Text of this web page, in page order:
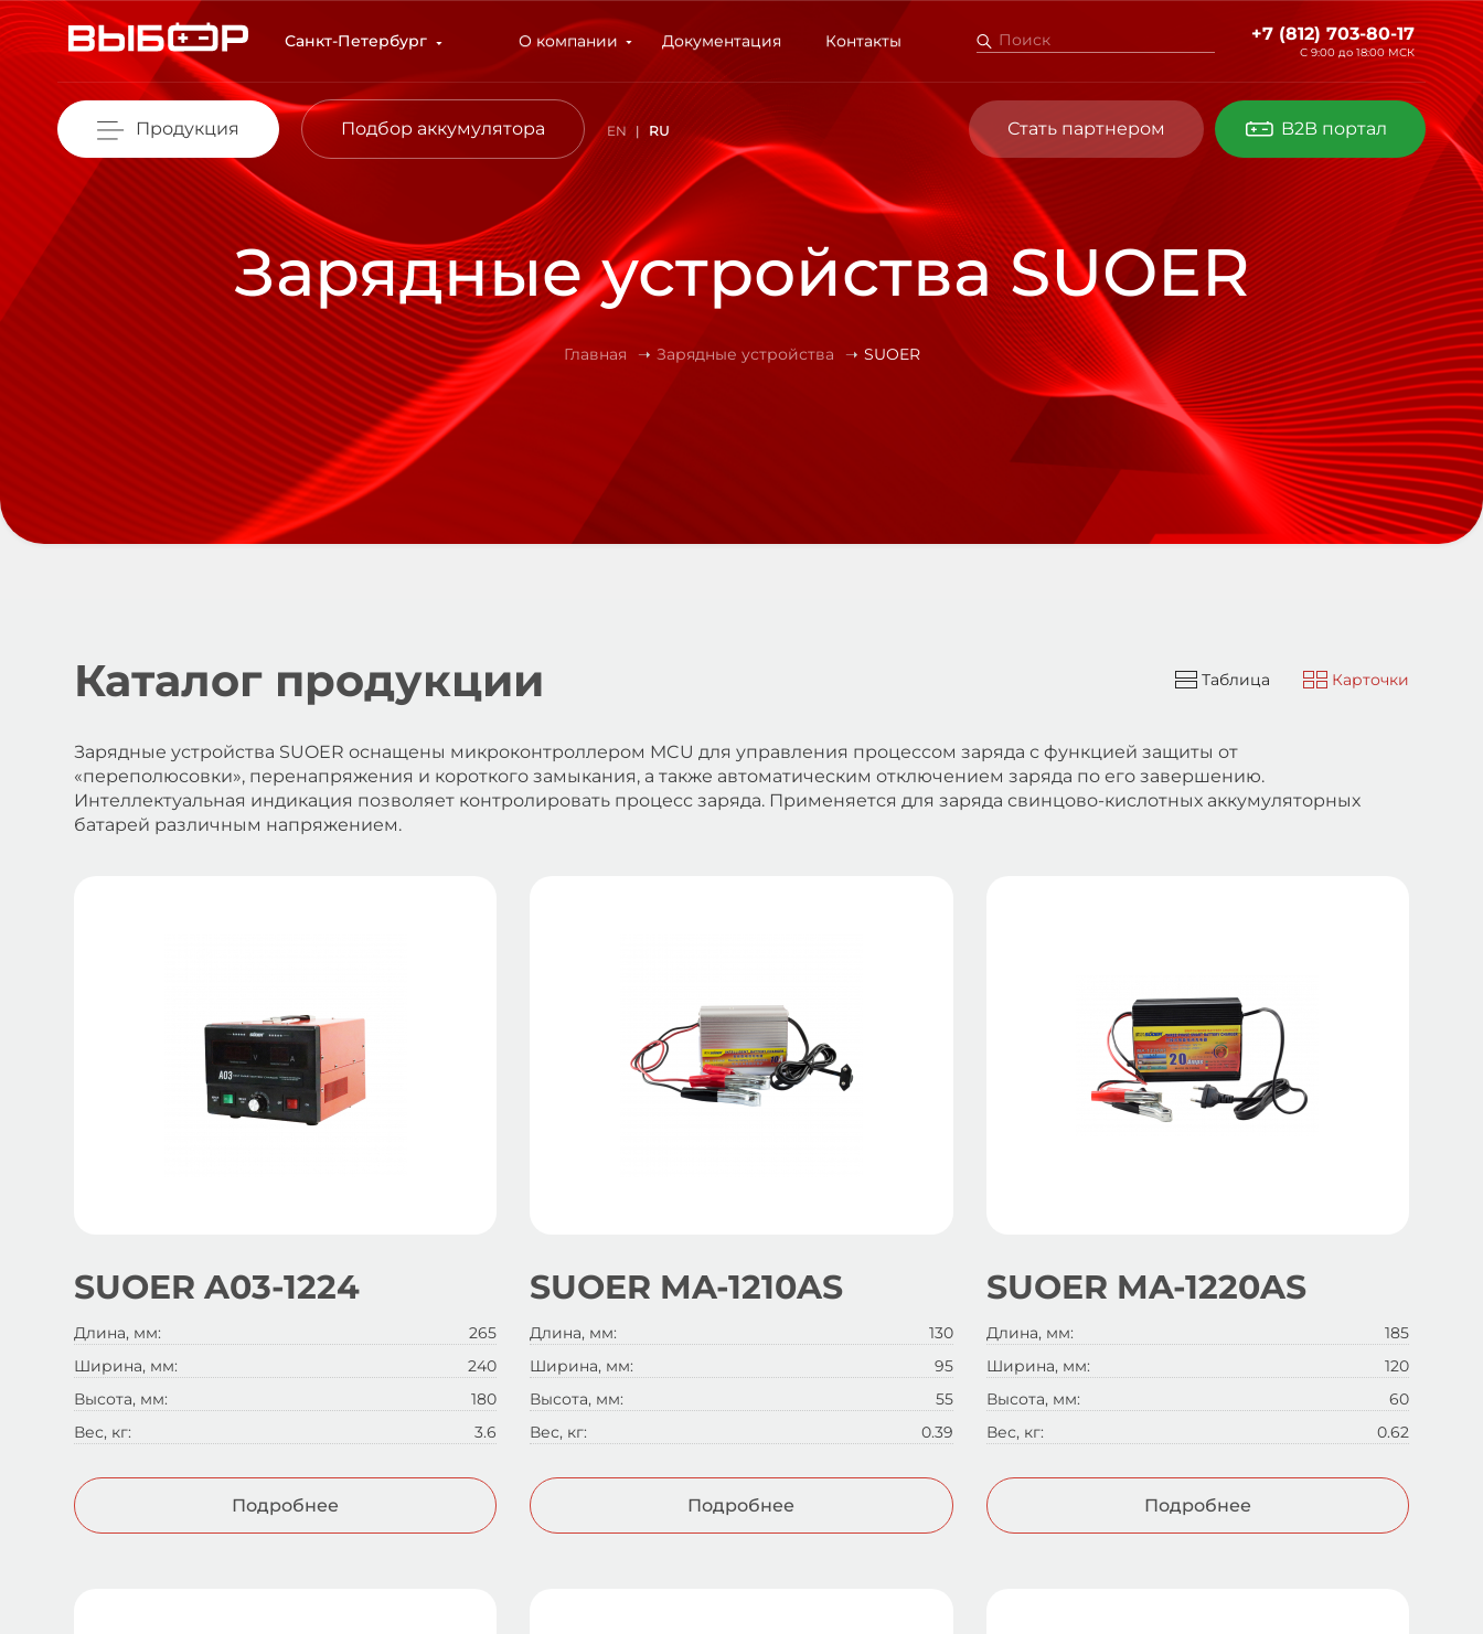
Перейти к основному содержанию
Санкт-Петербург О компании Документация Контакты +7 (812) 703-80-17
С 9:00 до 18:00 МСК
Продукция Подбор аккумулятора EN RU Стать партнером B2B портал
Зарядные устройства SUOER
Главная Зарядные устройства SUOER
Каталог продукции Таблица Карточки
Зарядные устройства SUOER оснащены микроконтроллером MCU для управления процессом заряда с функцией защиты от
«переполюсовки», перенапряжения и короткого замыкания, а также автоматическим отключением заряда по его завершению.
Интеллектуальная индикация позволяет контролировать процесс заряда. Применяется для заряда свинцово-кислотных аккумуляторных
батарей различным напряжением.
SUOER A03-1224
Длина, мм:
265
Ширина, мм:
240
Высота, мм:
180
Вес, кг:
3.6
Подробнее
SUOER MA-1210AS
Длина, мм:
130
Ширина, мм:
95
Высота, мм:
55
Вес, кг:
0.39
Подробнее
SUOER MA-1220AS
Длина, мм:
185
Ширина, мм:
120
Высота, мм:
60
Вес, кг:
0.62
Подробнее